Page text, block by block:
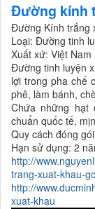
Đường kính
Đường Kính trắng
Loại: Đường tinh
Xuất xứ: Việt Nam
Đường tinh luyện
lợi trong pha chế
phê, làm bánh,
Chứa những hạt
chuẩn quốc tế,
Quy cách đóng
Hạn sử dụng: 2
http://
trang-xuat-khau-
http://
xuat-khau